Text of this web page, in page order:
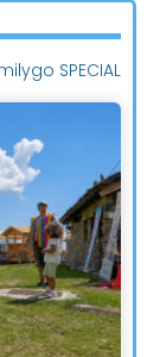
SPECIAL